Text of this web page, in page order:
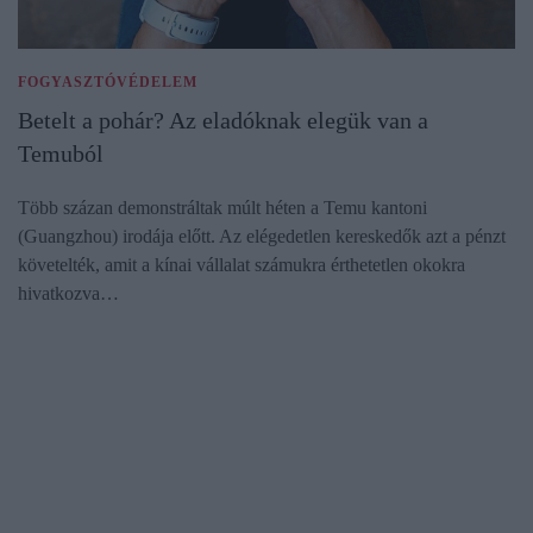
FOGYASZTÓVÉDELEM
Betelt a pohár? Az eladóknak elegük van a
Temuból
Több százan demonstráltak múlt héten a Temu kantoni
(Guangzhou) irodája előtt. Az elégedetlen kereskedők azt a pénzt
követelték, amit a kínai vállalat számukra érthetetlen okokra
hivatkozva…